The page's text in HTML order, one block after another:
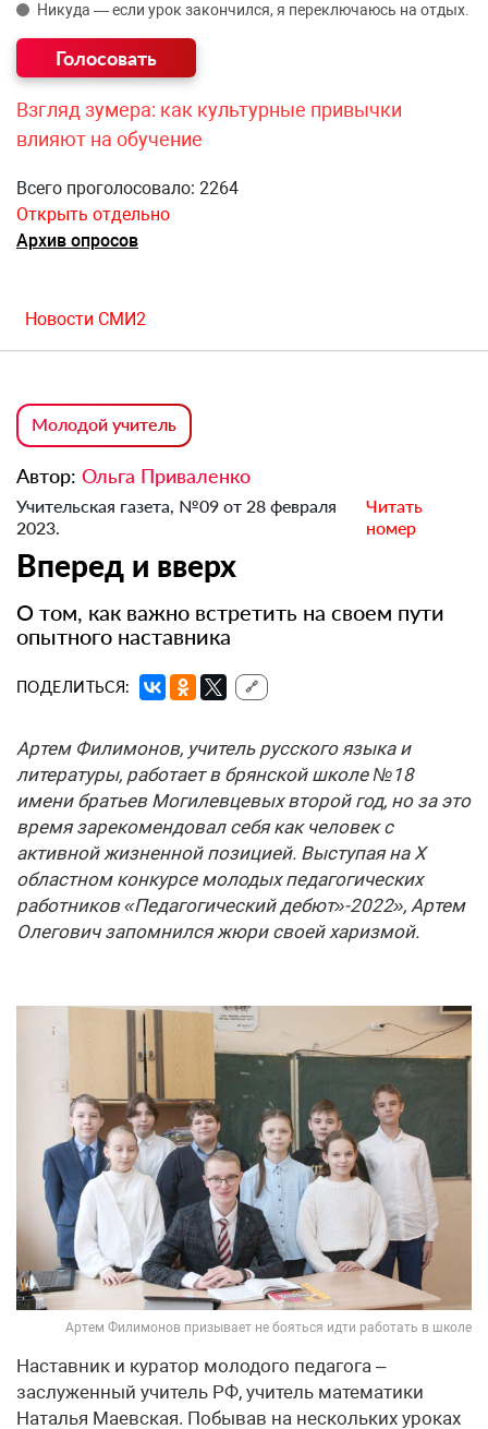
Никуда — если урок закончился, я переключаюсь на отдых.
Взгляд зумера: как культурные привычки
влияют на обучение
Всего проголосовало: 2264
Открыть отдельно
Архив опросов
Новости СМИ2
Молодой учитель
Автор: Ольга Приваленко
Учительская газета, №09 от 28 февраля
2023.
Читать
номер
Вперед и вверх
О том, как важно встретить на своем пути
опытного наставника
ПОДЕЛИТЬСЯ: 🔗
Артем Филимонов, учитель русского языка и
литературы, работает в брянской школе №18
имени братьев Могилевцевых второй год, но за это
время зарекомендовал себя как человек с
активной жизненной позицией. Выступая на X
областном конкурсе молодых педагогических
работников «Педагогический дебют»-2022», Артем
Олегович запомнился жюри своей харизмой.
Артем Филимонов призывает не бояться идти работать в школе
Наставник и куратор молодого педагога –
заслуженный учитель РФ, учитель математики
Наталья Маевская. Побывав на нескольких уроках